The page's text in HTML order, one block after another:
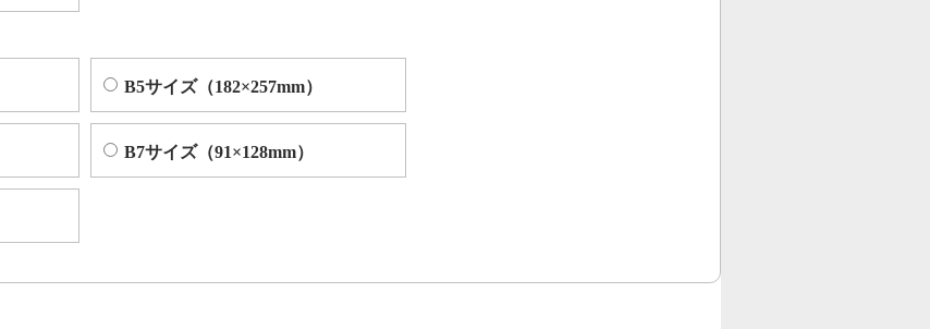
B5サイズ（182×257mm）
B7サイズ（91×128mm）